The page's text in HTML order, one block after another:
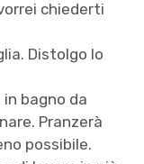
chiederti
Distolgo lo
bagno da
Pranzerà
possibile.